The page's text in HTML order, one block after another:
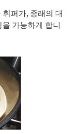
퍼가, 종래의 대
가능하게 합니